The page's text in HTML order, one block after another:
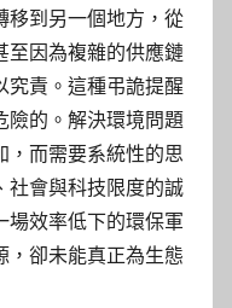
移到另一個地方，從
至因為複雜的供應鏈
究責。這種弔詭提醒
險的。解決環境問題
，而需要系統性的思
社會與科技限度的誠
場效率低下的環保軍
，卻未能真正為生態